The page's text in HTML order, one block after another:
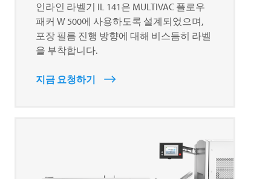
인라인 라벨기 IL 141은 MULTIVAC 플로우
패커 W 500에 사용하도록 설계되었으며,
포장 필름 진행 방향에 대해 비스듬히 라벨
을 부착합니다.
지금 요청하기